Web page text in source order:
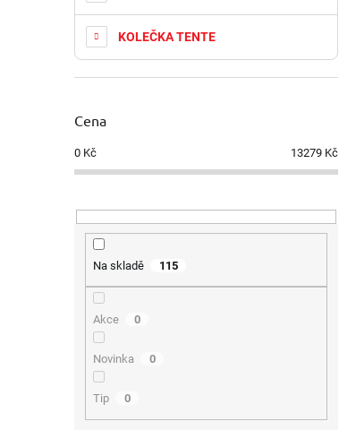
KOLEČKA TENTE
Cena
0 Kč 13279 Kč
Na skladě 115
Akce 0
Novinka 0
Tip 0